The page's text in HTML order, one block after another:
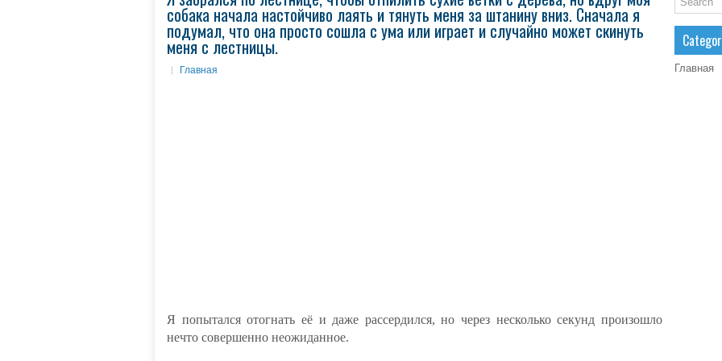
собака начала настойчиво лаять и тянуть меня за штанину вниз. Сначала я
подумал, что она просто сошла с ума или играет и случайно может скинуть
меня с лестницы.
Главная
Я попытался отогнать её и даже рассердился, но через несколько секунд произошло
нечто совершенно неожиданное.
Главная